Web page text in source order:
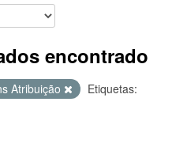
encontrado
Atribuição
Etiquetas: